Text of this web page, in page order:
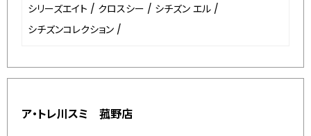
シリーズエイト / クロスシー / シチズン エル /
シチズンコレクション /
ア・トレ川スミ 菰野店